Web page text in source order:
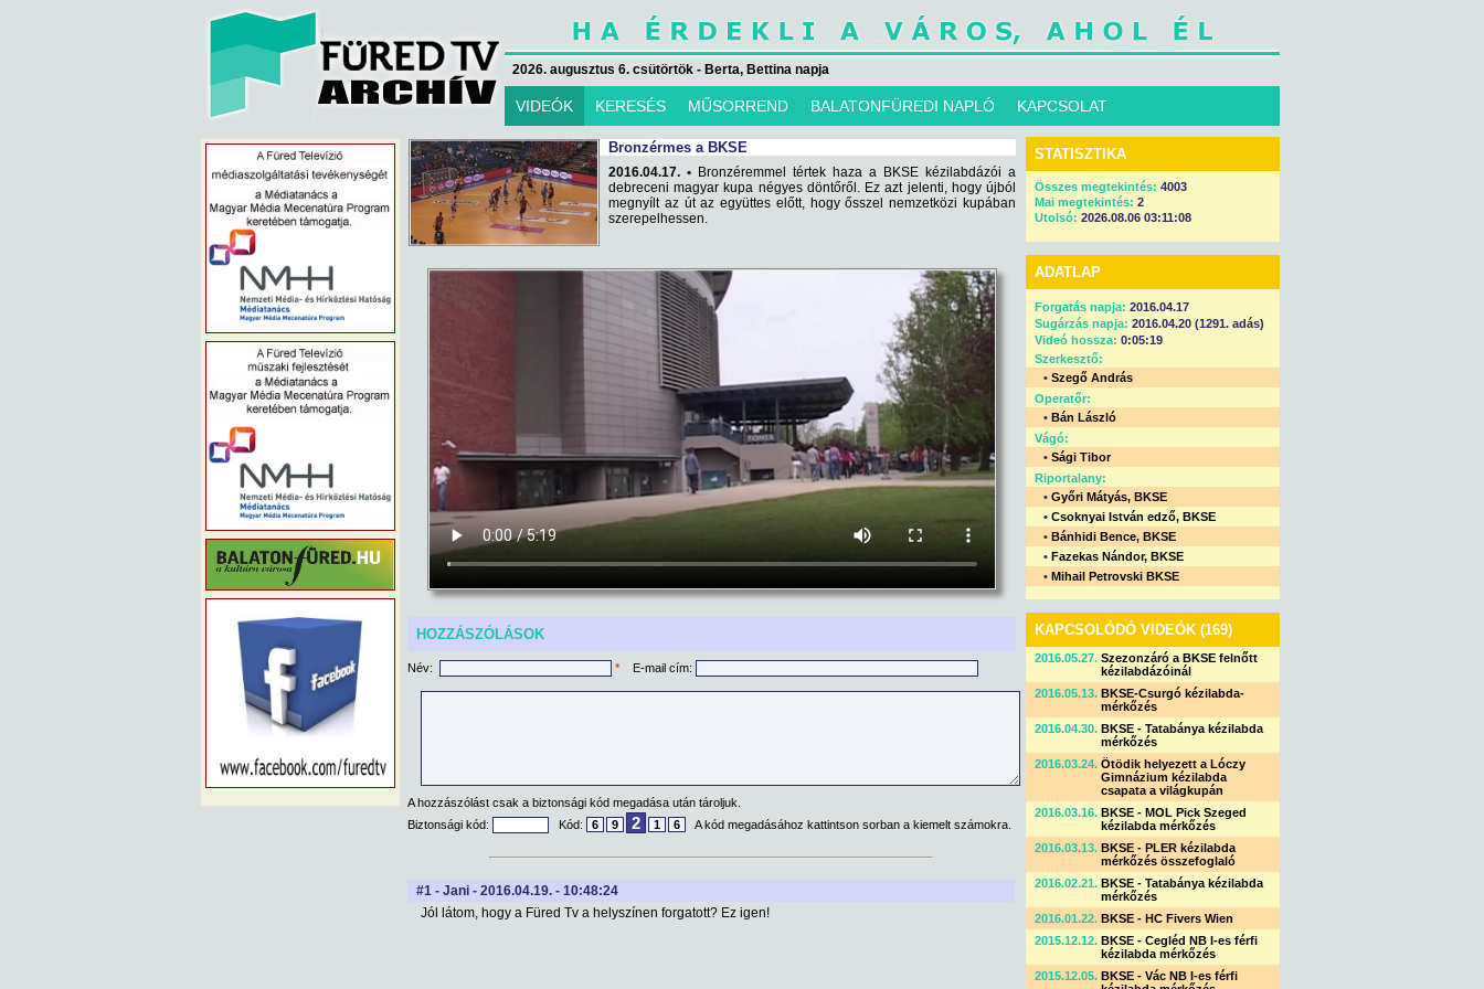
2026. augusztus 6. csütörtök - Berta, Bettina napja
VIDEÓK KERESÉS MŰSORREND BALATONFÜREDI NAPLÓ KAPCSOLAT
Bronzérmes a BKSE
2016.04.17. • Bronzéremmel tértek haza a BKSE kézilabdázói a
debreceni magyar kupa négyes döntőről. Ez azt jelenti, hogy újból
megnyílt az út az együttes előtt, hogy ősszel nemzetközi kupában
szerepelhessen.
HOZZÁSZÓLÁSOK
Név: * E-mail cím:
A hozzászólást csak a biztonsági kód megadása után tároljuk.
Biztonsági kód:
Kód: 6 9 2 1 6 A kód megadásához kattintson sorban a kiemelt számokra.
#1 - Jani - 2016.04.19. - 10:48:24
Jól látom, hogy a Füred Tv a helyszínen forgatott? Ez igen!
STATISZTIKA
Összes megtekintés: 4003
Mai megtekintés: 2
Utolsó: 2026.08.06 03:11:08
ADATLAP
Forgatás napja: 2016.04.17
Sugárzás napja: 2016.04.20 (1291. adás)
Videó hossza: 0:05:19
Szerkesztő:
• Szegő András
Operatőr:
• Bán László
Vágó:
• Sági Tibor
Riportalany:
• Győri Mátyás, BKSE
• Csoknyai István edző, BKSE
• Bánhidi Bence, BKSE
• Fazekas Nándor, BKSE
• Mihail Petrovski BKSE
KAPCSOLÓDÓ VIDEÓK (169)
2016.05.27. Szezonzáró a BKSE felnőtt
kézilabdázóinál
2016.05.13. BKSE-Csurgó kézilabda-
mérkőzés
2016.04.30. BKSE - Tatabánya kézilabda
mérkőzés
2016.03.24. Ötödik helyezett a Lóczy
Gimnázium kézilabda
csapata a világkupán
2016.03.16. BKSE - MOL Pick Szeged
kézilabda mérkőzés
2016.03.13. BKSE - PLER kézilabda
mérkőzés összefoglaló
2016.02.21. BKSE - Tatabánya kézilabda
mérkőzés
2016.01.22. BKSE - HC Fivers Wien
2015.12.12. BKSE - Cegléd NB I-es férfi
kézilabda mérkőzés
2015.12.05. BKSE - Vác NB I-es férfi